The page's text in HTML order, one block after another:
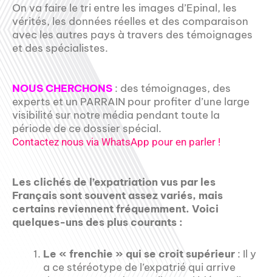
On va faire le tri entre les images d’Epinal, les
vérités, les données réelles et des comparaison
avec les autres pays à travers des témoignages
et des spécialistes.
NOUS CHERCHONS : des témoignages, des
experts et un PARRAIN pour profiter d’une large
visibilité sur notre média pendant toute la
période de ce dossier spécial.
Contactez nous via WhatsApp pour en parler !
Les clichés de l’expatriation vus par les
Français sont souvent assez variés, mais
certains reviennent fréquemment. Voici
quelques-uns des plus courants :
Le « frenchie » qui se croit supérieur : Il y
a ce stéréotype de l’expatrié qui arrive